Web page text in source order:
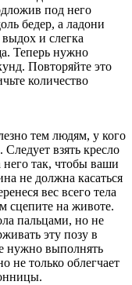
под него
бедер, а ладони
и слегка
Теперь нужно
Повторяйте это
количество
тем людям, у кого
взять кресло
него так, чтобы ваши
не должна касаться
вес всего тела
сцепите на животе.
пальцами, но не
эту позу в
нужно выполнять
не только облегчает